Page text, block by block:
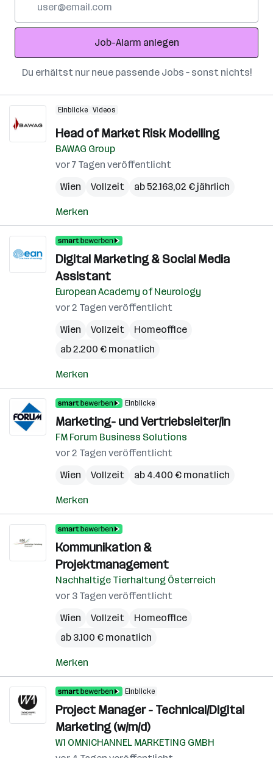
Adresse
Job-Alarm anlegen
Du erhältst nur neue passende Jobs – sonst nichts!
Einblicke Videos
Head of Market Risk Modelling
BAWAG Group
vor 7 Tagen veröffentlicht
Wien
Vollzeit ab 52.163,02 € jährlich
Merken
Digital Marketing & Social Media
Assistant
European Academy of Neurology
vor 2 Tagen veröffentlicht
Wien
Vollzeit
Homeoffice
ab 2.200 € monatlich
Merken
Einblicke
Marketing- und Vertriebsleiter/in
FM Forum Business Solutions
vor 2 Tagen veröffentlicht
Wien
Vollzeit ab 4.400 € monatlich
Merken
Kommunikation &
Projektmanagement
Nachhaltige Tierhaltung Österreich
vor 3 Tagen veröffentlicht
Wien
Vollzeit
Homeoffice
ab 3.100 € monatlich
Merken
Einblicke
Project Manager - Technical/Digital
Marketing (w/m/d)
W1 OMNICHANNEL MARKETING GMBH